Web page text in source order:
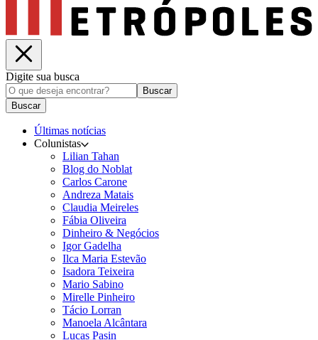
Digite sua busca
Buscar
Buscar
Últimas notícias
Colunistas
Lilian Tahan
Blog do Noblat
Carlos Carone
Andreza Matais
Claudia Meireles
Fábia Oliveira
Dinheiro & Negócios
Igor Gadelha
Ilca Maria Estevão
Isadora Teixeira
Mario Sabino
Mirelle Pinheiro
Tácio Lorran
Manoela Alcântara
Lucas Pasin